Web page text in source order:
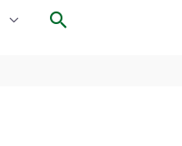
Rechercher